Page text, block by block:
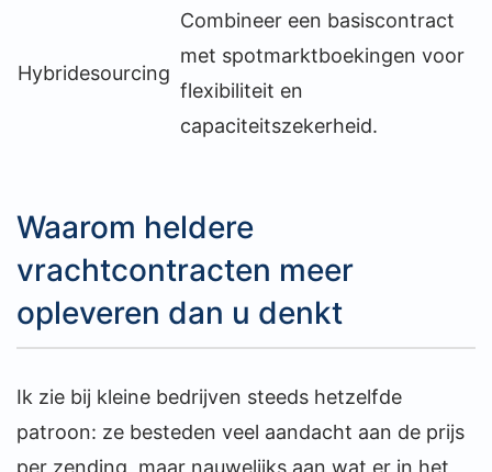
Hybridesourcing
Combineer een basiscontract
met spotmarktboekingen voor
flexibiliteit en
capaciteitszekerheid.
Waarom heldere
vrachtcontracten meer
opleveren dan u denkt
Ik zie bij kleine bedrijven steeds hetzelfde
patroon: ze besteden veel aandacht aan de prijs
per zending, maar nauwelijks aan wat er in het